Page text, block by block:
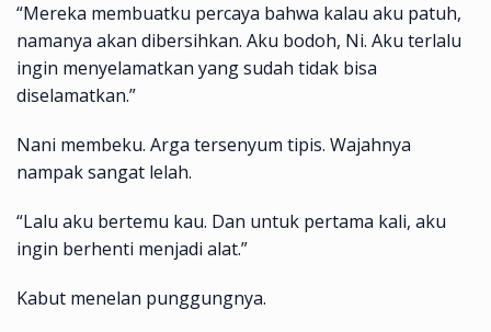
“Mereka membuatku percaya bahwa kalau aku patuh,
namanya akan dibersihkan. Aku bodoh, Ni. Aku terlalu
ingin menyelamatkan yang sudah tidak bisa
diselamatkan.”
Nani membeku. Arga tersenyum tipis. Wajahnya
nampak sangat lelah.
“Lalu aku bertemu kau. Dan untuk pertama kali, aku
ingin berhenti menjadi alat.”
Kabut menelan punggungnya.